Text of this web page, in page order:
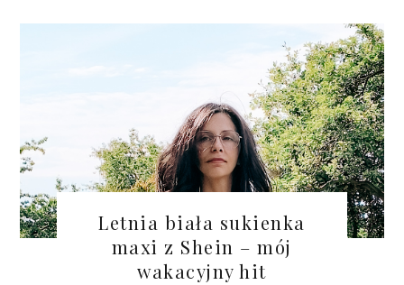
Letnia biała sukienka
maxi z Shein – mój
wakacyjny hit